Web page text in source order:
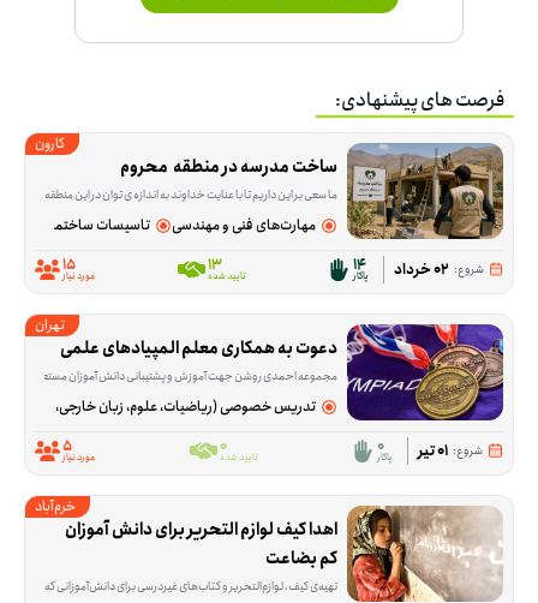
فرصت های پیشنهادی:
کارون
ساخت مدرسه در منطقه  محروم
ما سعی بر این داریم تا با عنایت خداوند به اندازه ی توان در این منطقه مدرسه بسازیم. امید داریم شما دلسوختگان این مرز بوم برای آینده ای بهتر در کنار ما باشید.
مهارت‌های فنی و مهندسی تاسیسات ساختمانی
شروع: 02 خرداد 14
پاکار 13
تایید شده 15
مورد نیاز
تهران
دعوت به همکاری معلم المپیادهای علمی
مجموعه احمدی روشن جهت آموزش و پشتیبانی دانش آموزان مستعد مجموعه
تدریس خصوصی (ریاضیات، علوم، زبان خارجی، هنر و...)
شروع: 01 تیر 0
پاکار 0
تایید شده 5
مورد نیاز
خرم‌آباد
کم بضاعت
تهیه‌ی کیف، لوازم‌التحریر و کتاب‌های غیردرسی برای دانش‌آموزانی که در شروع سال تحصیلی یا در مسیر درس‌خواندن با کمبود روبه‌رو هستند، موضوع اصلی این فرصت است.